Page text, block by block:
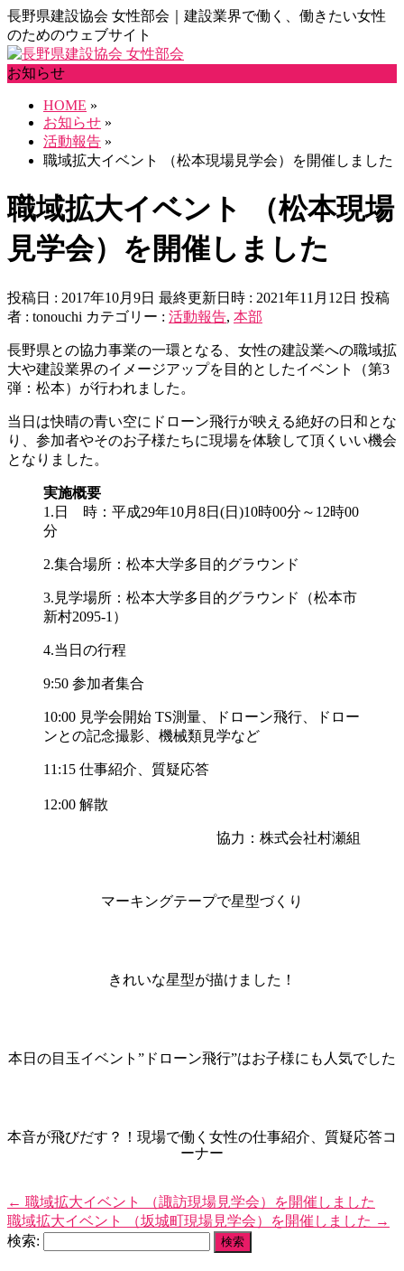
長野県建設協会 女性部会｜建設業界で働く、働きたい女性
のためのウェブサイト
お知らせ
HOME »
お知らせ »
活動報告 »
職域拡大イベント （松本現場見学会）を開催しました
職域拡大イベント （松本現場
見学会）を開催しました
投稿日 : 2017年10月9日 最終更新日時 : 2021年11月12日 投稿
者 : tonouchi カテゴリー : 活動報告, 本部
長野県との協力事業の一環となる、女性の建設業への職域拡
大や建設業界のイメージアップを目的としたイベント（第3
弾：松本）が行われました。
当日は快晴の青い空にドローン飛行が映える絶好の日和とな
り、参加者やそのお子様たちに現場を体験して頂くいい機会
となりました。
実施概要
1.日 時：平成29年10月8日(日)10時00分～12時00
分
2.集合場所：松本大学多目的グラウンド
3.見学場所：松本大学多目的グラウンド（松本市
新村2095-1）
4.当日の行程
9:50 参加者集合
10:00 見学会開始 TS測量、ドローン飛行、ドロー
ンとの記念撮影、機械類見学など
11:15 仕事紹介、質疑応答
12:00 解散
協力：株式会社村瀬組
マーキングテープで星型づくり
きれいな星型が描けました！
本日の目玉イベント”ドローン飛行”はお子様にも人気でした
本音が飛びだす？！現場で働く女性の仕事紹介、質疑応答コ
ーナー
← 職域拡大イベント （諏訪現場見学会）を開催しました
職域拡大イベント （坂城町現場見学会）を開催しました →
検索: